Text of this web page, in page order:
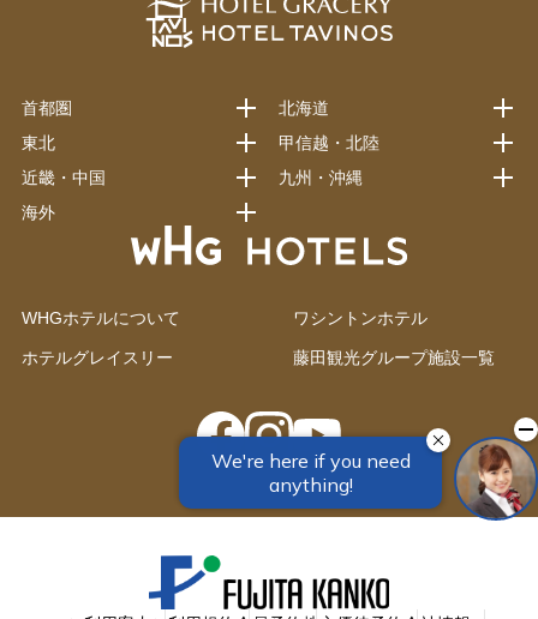
WHGホテルについて ワシントンホテル
ホテルグレイスリー 藤田観光グループ施設一覧
首都圏
北海道
東北
甲信越・北陸
近畿・中国
九州・沖縄
海外